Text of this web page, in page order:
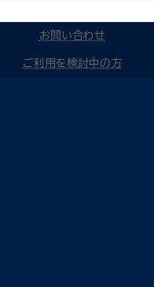
お問い合わせ
ご利用を検討中の方